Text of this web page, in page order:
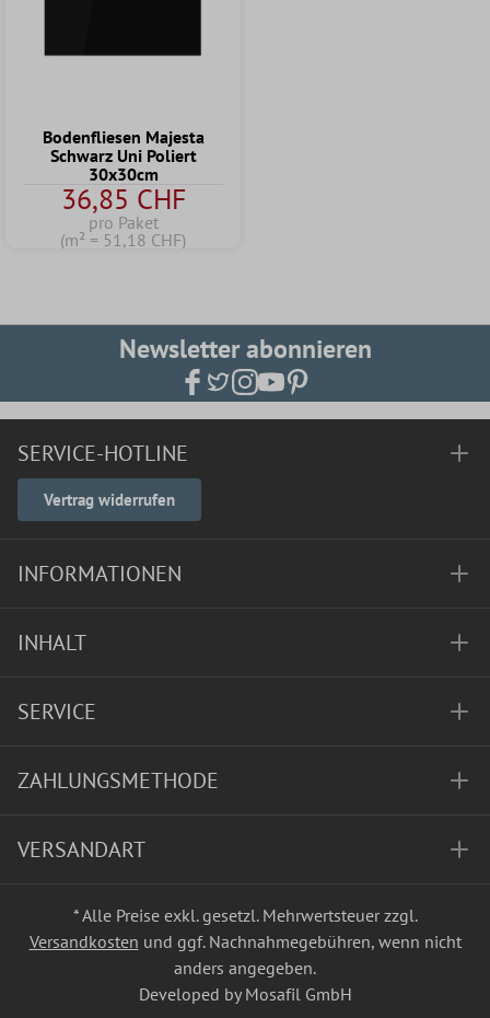
Bodenfliesen Majesta
Schwarz Uni Poliert
30x30cm
36,85 CHF
pro Paket
(m² = 51,18 CHF)
Newsletter abonnieren
SERVICE-HOTLINE
Vertrag widerrufen
INFORMATIONEN
INHALT
SERVICE
ZAHLUNGSMETHODE
VERSANDART
* Alle Preise exkl. gesetzl. Mehrwertsteuer zzgl.
Versandkosten und ggf. Nachnahmegebühren, wenn nicht
anders angegeben.
Developed by Mosafil GmbH